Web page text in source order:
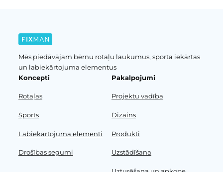
Mēs piedāvājam bērnu rotaļu laukumus, sporta iekārtas
un labiekārtojuma elementus
Koncepti
Rotaļas
Sports
Labiekārtojuma elementi
Drošības segumi
Pakalpojumi
Projektu vadība
Dizains
Produkti
Uzstādīšana